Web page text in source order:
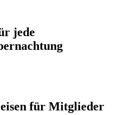
jede
für Mitglieder